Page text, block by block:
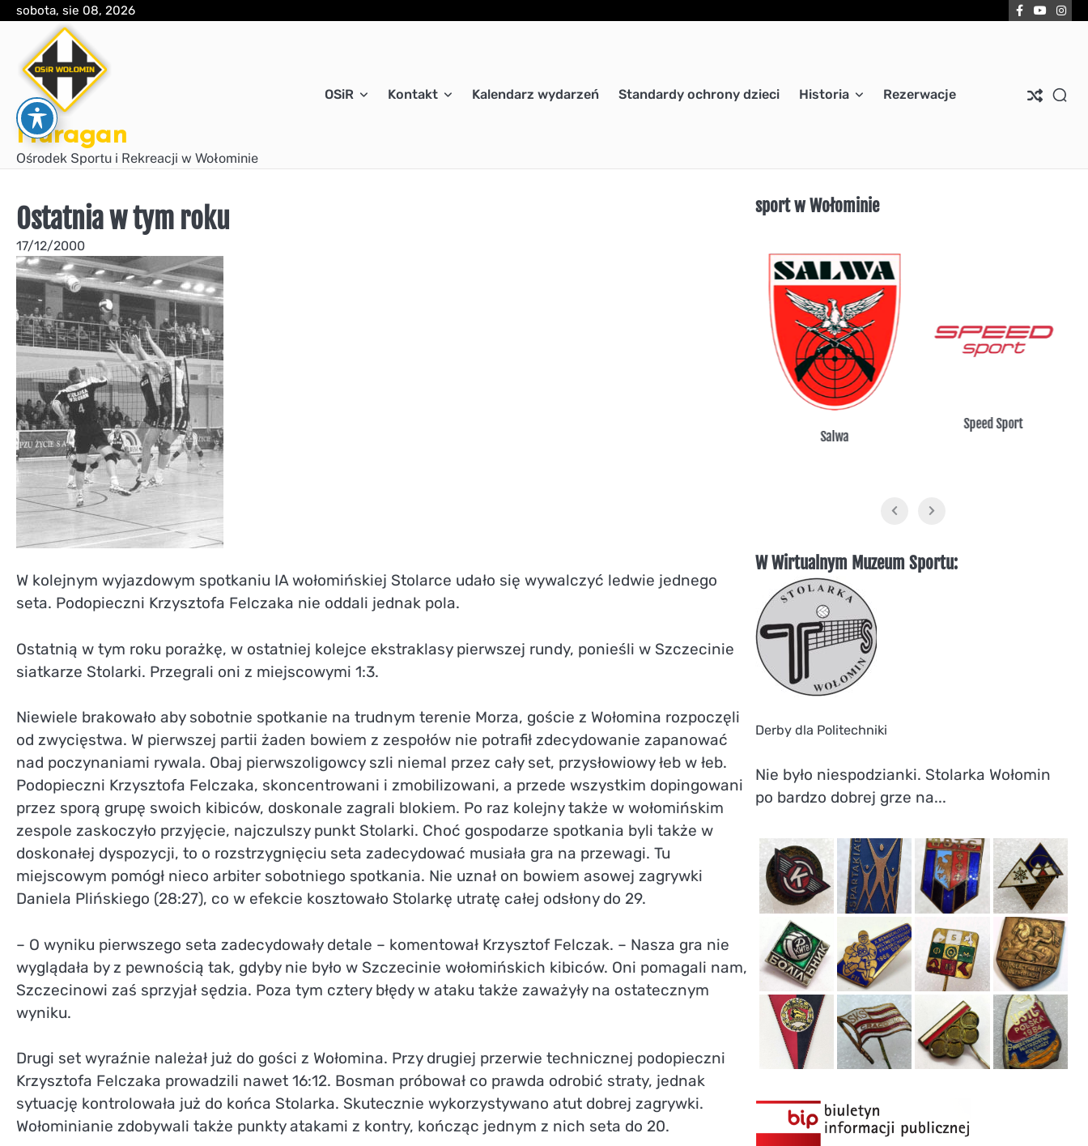
Skip
content
sobota, sie 08, 2026 Facebook
Huragan
Ośrodek Sportu i Rekreacji w Wołominie
OSiR Kontakt Kalendarz wydarzeń Standardy ochrony dzieci Historia Rezerwacje
Ostatnia w tym roku
17/12/2000
W kolejnym wyjazdowym spotkaniu IA wołomińskiej Stolarce udało się wywalczyć ledwie jednego
seta. Podopieczni Krzysztofa Felczaka nie oddali jednak pola.
Ostatnią w tym roku porażkę, w ostatniej kolejce ekstraklasy pierwszej rundy, ponieśli w Szczecinie
siatkarze Stolarki. Przegrali oni z miejscowymi 1:3.
Niewiele brakowało aby sobotnie spotkanie na trudnym terenie Morza, goście z Wołomina rozpoczęli
od zwycięstwa. W pierwszej partii żaden bowiem z zespołów nie potrafił zdecydowanie zapanować
nad poczynaniami rywala. Obaj pierwszoligowcy szli niemal przez cały set, przysłowiowy łeb w łeb.
Podopieczni Krzysztofa Felczaka, skoncentrowani i zmobilizowani, a przede wszystkim dopingowani
przez sporą grupę swoich kibiców, doskonale zagrali blokiem. Po raz kolejny także w wołomińskim
zespole zaskoczyło przyjęcie, najczulszy punkt Stolarki. Choć gospodarze spotkania byli także w
doskonałej dyspozycji, to o rozstrzygnięciu seta zadecydować musiała gra na przewagi. Tu
miejscowym pomógł nieco arbiter sobotniego spotkania. Nie uznał on bowiem asowej zagrywki
Daniela Plińskiego (28:27), co w efekcie kosztowało Stolarkę utratę całej odsłony do 29.
– O wyniku pierwszego seta zadecydowały detale – komentował Krzysztof Felczak. – Nasza gra nie
wyglądała by z pewnością tak, gdyby nie było w Szczecinie wołomińskich kibiców. Oni pomagali nam,
Szczecinowi zaś sprzyjał sędzia. Poza tym cztery błędy w ataku także zaważyły na ostatecznym
wyniku.
Drugi set wyraźnie należał już do gości z Wołomina. Przy drugiej przerwie technicznej podopieczni
Krzysztofa Felczaka prowadzili nawet 16:12. Bosman próbował co prawda odrobić straty, jednak
sytuację kontrolowała już do końca Stolarka. Skutecznie wykorzystywano atut dobrej zagrywki.
Wołominianie zdobywali także punkty atakami z kontry, kończąc jednym z nich seta do 20.
sport w Wołominie
UKK Huragan Wołomin
Salwa
Speed Sport
W Wirtualnym Muzeum Sportu:
Derby dla Politechniki
Nie było niespodzianki. Stolarka Wołomin
po bardzo dobrej grze na...